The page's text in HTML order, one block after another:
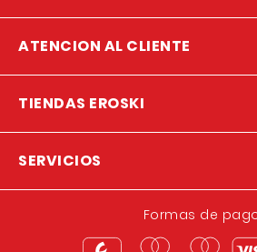
ATENCION AL CLIENTE
TIENDAS EROSKI
SERVICIOS
Formas de